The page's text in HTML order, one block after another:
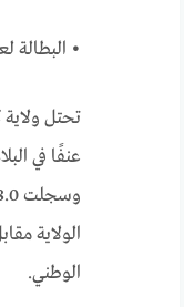
• البطالة لعام 2020: 4.1٪ (المرتبة 15 من
تحتل ولاية
عنفًا في
الوطني.